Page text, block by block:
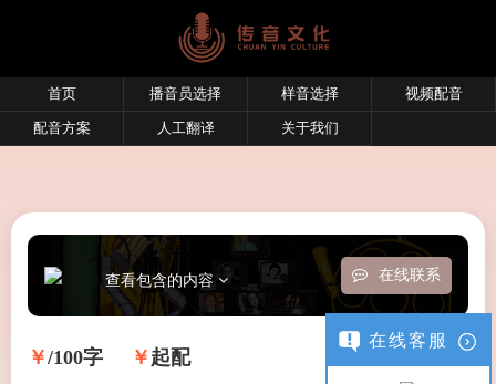
首页 播音员选择 样音选择 视频配音
配音方案 人工翻译 关于我们
查看包含的内容 在线联系
￥/100字 ￥ 起配
在线客服